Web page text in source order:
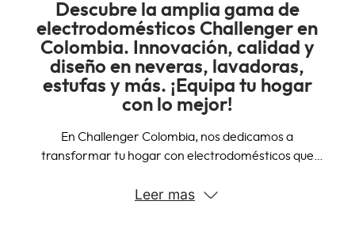
Descubre la amplia gama de
electrodomésticos Challenger en
Colombia. Innovación, calidad y
diseño en neveras, lavadoras,
estufas y más. ¡Equipa tu hogar
con lo mejor!
En Challenger Colombia, nos dedicamos a
transformar tu hogar con electrodomésticos que
gama de productos está diseñada para satisfacer
Leer mas